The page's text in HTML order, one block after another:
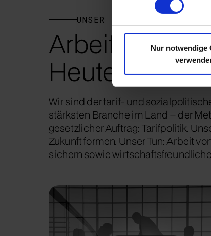
Cookie-
Nur notwendige
UNSER VERBAND
Arbeit
Heute und
Wir sind der tarif- und
stärksten Branche im Land – der
gesetzlicher Auftrag: Tarifpolitik.
Zukunft formen. Unser Tun: Arbeit
sichern sowie